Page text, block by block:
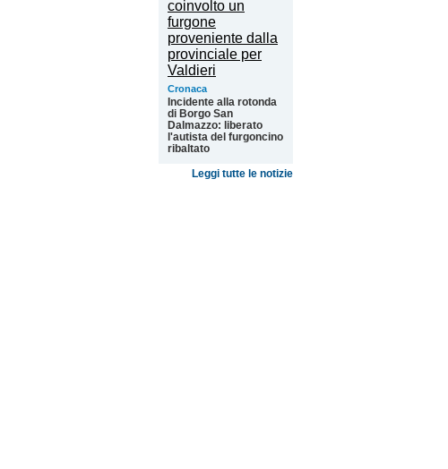
Cronaca
Incidente alla rotonda
di Borgo San
Dalmazzo: liberato
l'autista del furgoncino
ribaltato
Leggi tutte le notizie